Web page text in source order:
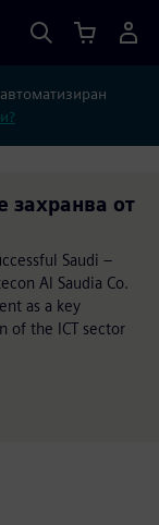
захранва от
Saudi –
Al Saudia Co.
as a key
of the ICT sector